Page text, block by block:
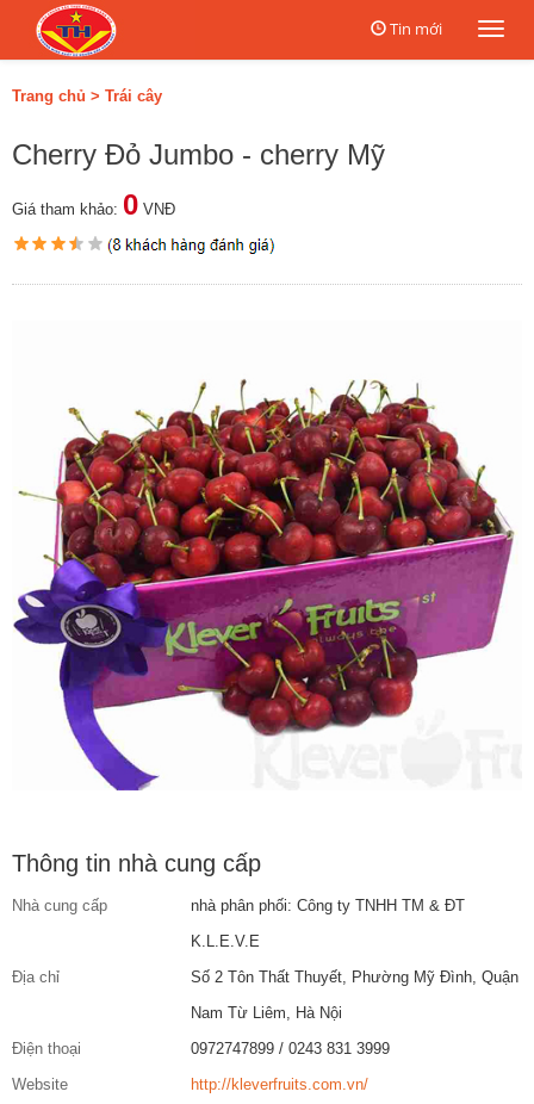
Tin mới
Trang chủ > Trái cây
Cherry Đỏ Jumbo - cherry Mỹ
Giá tham khảo: 0 VNĐ
Thông tin nhà cung cấp
Nhà cung cấp
nhà phân phối: Công ty TNHH TM & ĐT
K.L.E.V.E
Địa chỉ
Số 2 Tôn Thất Thuyết, Phường Mỹ Đình, Quận
Nam Từ Liêm, Hà Nội
Điện thoại
0972747899 / 0243 831 3999
Website
http://kleverfruits.com.vn/